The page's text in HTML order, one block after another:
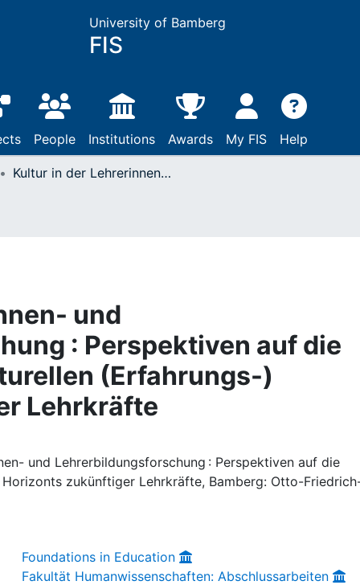
University of Bamberg
FIS
People Institutions Awards My FIS Help
Kultur in der Lehrerinnen- und Lehrerbildungsforschung : Perspektiven auf die Erforschung des kulturellen (Erfahrungs-) Horizonts zukünftiger Lehrkräfte
und
: Perspektiven auf die
(Erfahrungs-)
Lehrkräfte
und Lehrerbildungsforschung : Perspektiven auf die
zukünftiger Lehrkräfte, Bamberg: Otto-
Foundations in Education
Fakultät Humanwissenschaften: Abschlussarbeiten